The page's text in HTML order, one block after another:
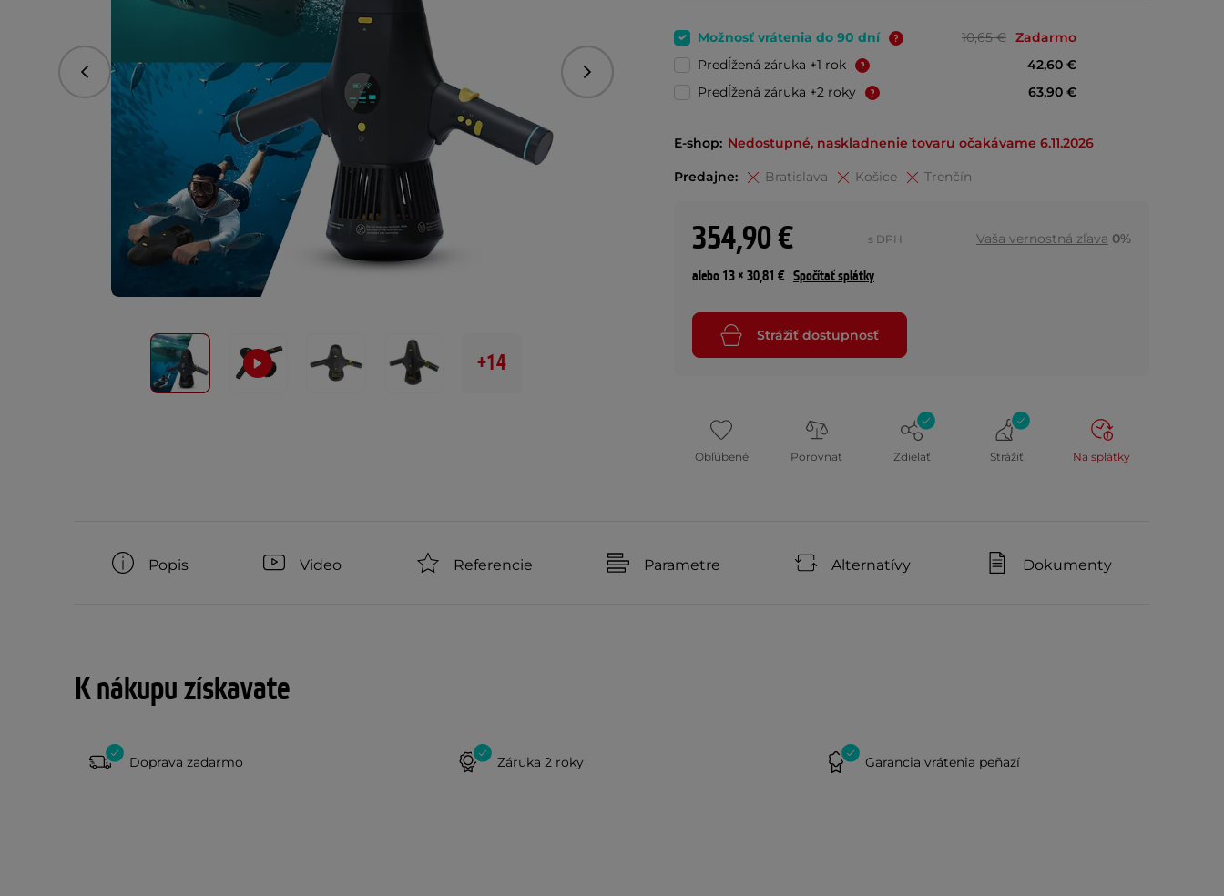
Predchádzajúce Nasledujúce
+14
Možnosť vrátenia do 90 dní 10,65 € Zadarmo
Predĺžená záruka +1 rok
42,60 €
Predĺžená záruka +2 roky
63,90 €
E-shop: Nedostupné, naskladnenie tovaru očakávame 6.11.2026
Predajne: Bratislava Košice Trenčín
354,90 € s DPH Vaša vernostná zľava 0%
alebo 13 × 30,81 € Spočítať splátky
Strážiť dostupnosť
Obľúbené Porovnať Zdielať Strážiť Na splátky
Popis Video Referencie Parametre Alternatívy Dokumenty
K nákupu získavate
Doprava zadarmo Záruka 2 roky Garancia vrátenia peňazí